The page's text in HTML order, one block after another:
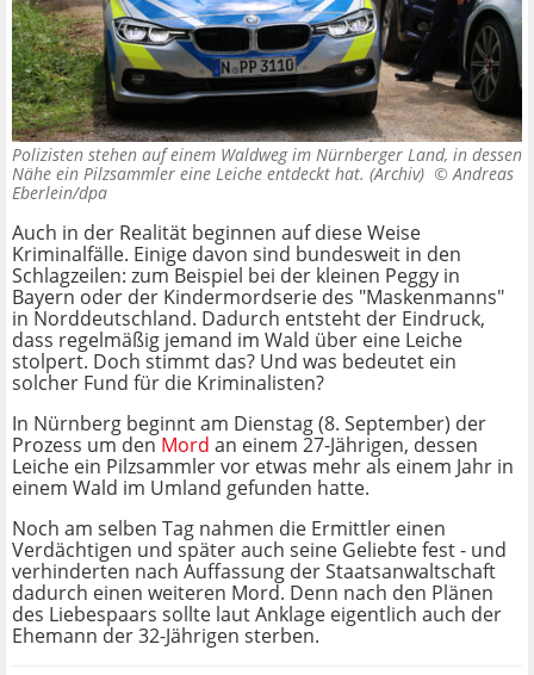
Polizisten stehen auf einem Waldweg im Nürnberger Land, in dessen
Nähe ein Pilzsammler eine Leiche entdeckt hat. (Archiv) ©Andreas
Eberlein/dpa
Auch in der Realität beginnen auf diese Weise
Kriminalfälle. Einige davon sind bundesweit in den
Schlagzeilen: zum Beispiel bei der kleinen Peggy in
Bayern oder der Kindermordserie des "Maskenmanns"
in Norddeutschland. Dadurch entsteht der Eindruck,
dass regelmäßig jemand im Wald über eine Leiche
stolpert. Doch stimmt das? Und was bedeutet ein
solcher Fund für die Kriminalisten?
In Nürnberg beginnt am Dienstag (8. September) der
Prozess um den Mord an einem 27-Jährigen, dessen
Leiche ein Pilzsammler vor etwas mehr als einem Jahr in
einem Wald im Umland gefunden hatte.
Noch am selben Tag nahmen die Ermittler einen
Verdächtigen und später auch seine Geliebte fest - und
verhinderten nach Auffassung der Staatsanwaltschaft
dadurch einen weiteren Mord. Denn nach den Plänen
des Liebespaars sollte laut Anklage eigentlich auch der
Ehemann der 32-Jährigen sterben.